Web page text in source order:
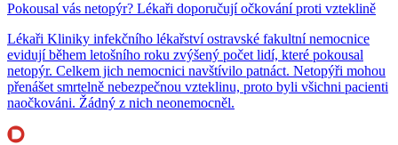
Pokousal vás netopýr? Lékaři doporučují očkování proti vzteklině
Lékaři Kliniky infekčního lékařství ostravské fakultní nemocnice
evidují během letošního roku zvýšený počet lidí, které pokousal
netopýr. Celkem jich nemocnici navštívilo patnáct. Netopýři mohou
přenášet smrtelně nebezpečnou vzteklinu, proto byli všichni pacienti
naočkováni. Žádný z nich neonemocněl.